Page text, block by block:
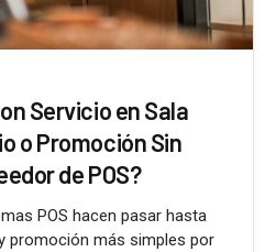
Servicio en Sala
o Promoción Sin
de POS?
POS hacen pasar hasta
promoción más simples por